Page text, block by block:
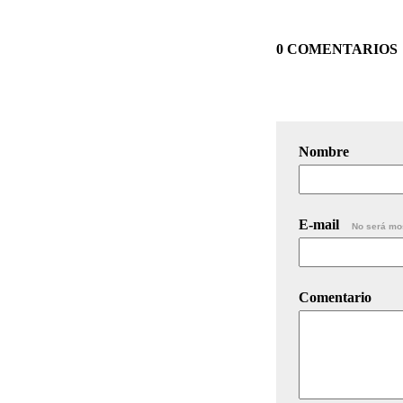
0 COMENTARIOS
Nombre
E-mail No será
Comentario